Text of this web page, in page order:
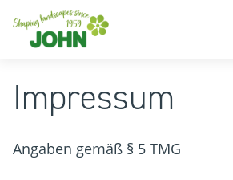
Impressum
Angaben gemäß § 5 TMG